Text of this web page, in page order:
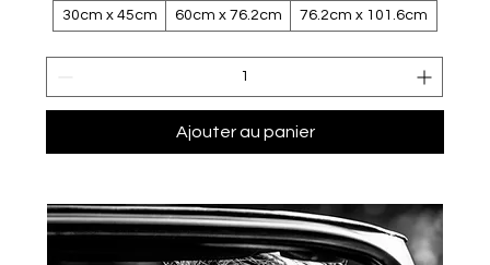
30cm x 45cm 60cm x 76.2cm 76.2cm x 101.6cm
Ajouter au panier